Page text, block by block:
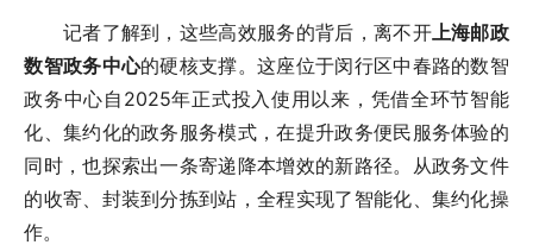
记者了解到，这些高效服务的背后，离不开上海邮政
数智政务中心的硬核支撑。这座位于闵行区中春路的数智
政务中心自2025年正式投入使用以来，凭借全环节智能
化、集约化的政务服务模式，在提升政务便民服务体验的
同时，也探索出一条寄递降本增效的新路径。从政务文件
的收寄、封装到分拣到站，全程实现了智能化、集约化操
作。